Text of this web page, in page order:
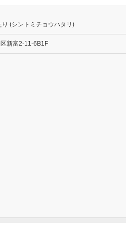
り (シントミチョウハタリ)
新富2-11-6B1F